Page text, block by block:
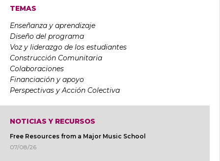
TEMAS
Enseñanza y aprendizaje
Diseño del programa
Voz y liderazgo de los estudiantes
Construcción Comunitaria
Colaboraciones
Financiación y apoyo
Perspectivas y Acción Colectiva
NOTICIAS Y RECURSOS
Free Resources from a Major Music School
07/08/26